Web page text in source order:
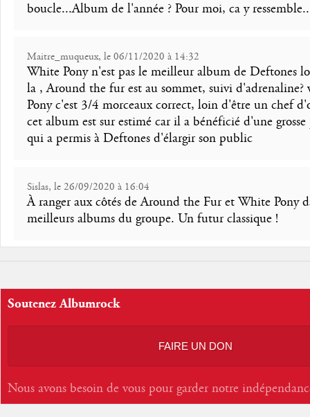
boucle...Album de l'année ? Pour moi, ca y
Maitre_muqueux, le 06/11/2020 à 14:32
White Pony n'est pas le meilleur album de Deftones
la , Around the fur est au sommet, suivi d'adrenaline?
Pony c'est 3/4 morceaux correct, loin d'être un chef
cet album est sur estimé car il a bénéficié d'une
qui a permis à Deftones d'élargir son public
Sislas, le 26/09/2020 à 16:04
À ranger aux côtés de Around the Fur et White Pony
meilleurs albums du groupe. Un futur classique !
Soutenez Albumrock
FAIRE UN DON
Nous avons besoin de vous pour garder notre